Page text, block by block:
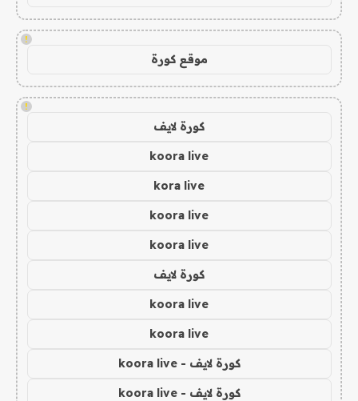
!
موقع كورة
!
كورة لايف
koora live
kora live
koora live
koora live
كورة لايف
koora live
koora live
كورة لايف - koora live
كورة لايف - koora live